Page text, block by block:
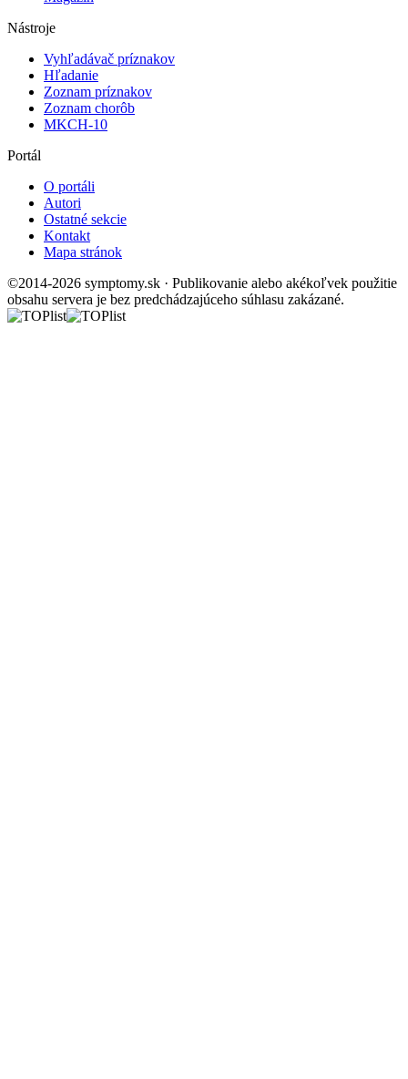
Nástroje
Vyhľadávač príznakov
Hľadanie
Zoznam príznakov
Zoznam chorôb
MKCH-10
Portál
O portáli
Autori
Ostatné sekcie
Kontakt
Mapa stránok
©2014-2026 symptomy.sk · Publikovanie alebo akékoľvek použitie
obsahu servera je bez predchádzajúceho súhlasu zakázané.